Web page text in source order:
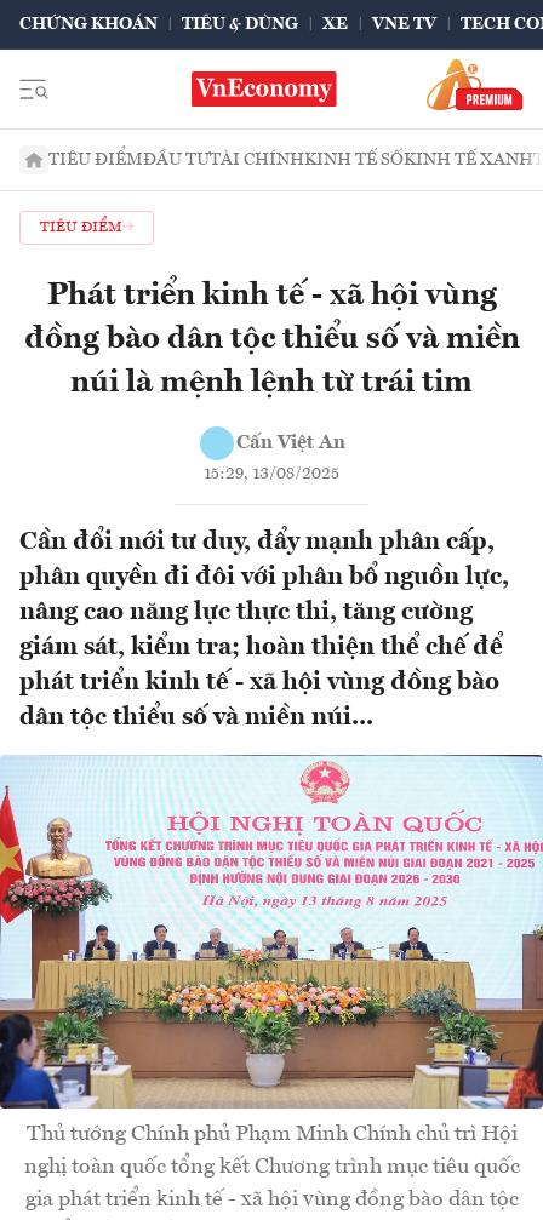
CHỨNG KHOÁN TIÊU & DÙNG XE VNE TV TECH
TIÊU ĐIỂMĐẦU TƯTÀI CHÍNHKINH TẾ SỐKINH TẾ XANH
TIÊU ĐIỂM
Phát triển kinh tế - xã hội vùng
đồng bào dân tộc thiểu số và miền
núi là mệnh lệnh từ trái tim
Cấn Việt An
15:29, 13/08/2025
Cần đổi mới tư duy, đẩy mạnh phân cấp,
phân quyền đi đôi với phân bổ nguồn lực,
nâng cao năng lực thực thi, tăng cường
giám sát, kiểm tra; hoàn thiện thể chế để
phát triển kinh tế - xã hội vùng đồng bào
dân tộc thiểu số và miền núi...
Thủ tướng Chính phủ Phạm Minh Chính chủ trì Hội
nghị toàn quốc tổng kết Chương trình mục tiêu quốc
gia phát triển kinh tế - xã hội vùng đồng bào dân tộc